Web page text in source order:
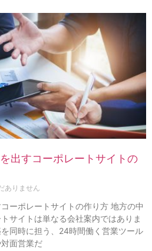
出すコーポレートサイトの
ありません
ーポレートサイトの作り方 地方の中
サイトは単なる会社案内ではありま
同時に担う、24時間働く営業ツール
面営業だ